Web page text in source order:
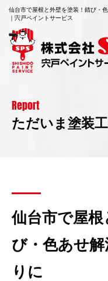
仙台市で屋根と外壁を塗装！錆び・
｜宍戸ペイントサービス
Report
ただいま塗装
仙台市で屋
び・色あせ
りに